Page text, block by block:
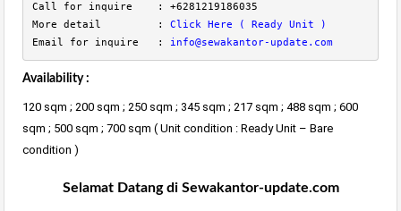
Call for inquire    : +6281219186035
More detail         : Click Here ( Ready Unit )
Email for inquire   :
info@sewakantor-update.com
Availability :
120 sqm ; 200 sqm ; 250 sqm ; 345 sqm ; 217 sqm ; 488 sqm ; 600
sqm ; 500 sqm ; 700 sqm ( Unit condition : Ready Unit – Bare
condition )
Selamat Datang di Sewakantor-update.com